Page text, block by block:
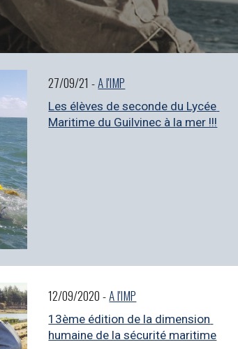
27/09/21 - A l'IMP
Les élèves de seconde du Lycée
Maritime du Guilvinec à la mer !!!
12/09/2020 - A l'IMP
13ème édition de la dimension
humaine de la sécurité maritime